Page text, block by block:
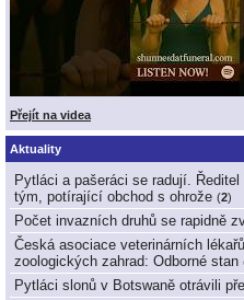
Přejít na videa
Aktuality
Pytláci a pašeráci se radují.
tým, potírající obchod s ohrože (2)
Počet invazních druhů se rapidně
Česká asociace veterinárních
zoologických zahrad: Odborné stan
Pytláci slonů v Botswaně otrávili